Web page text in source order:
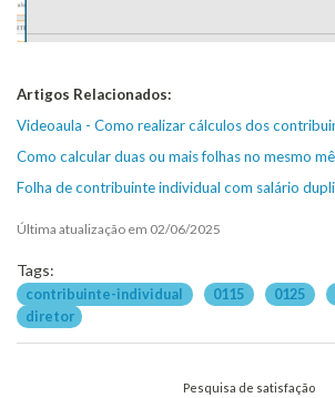
Artigos Relacionados:
Videoaula - Como realizar cálculos dos
Como calcular duas ou mais folhas no mesmo
Folha de contribuinte individual com salário
Última atualização em 02/06/2025
Tags:
contribuinte-individual 0115 0125
diretor
Pesquisa de satisfação